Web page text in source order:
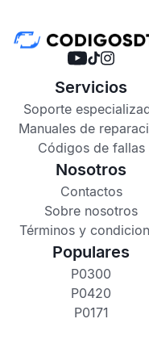
Servicios
Soporte
Manuales de
Códigos de fallas
Nosotros
Contactos
Sobre nosotros
Términos y
Populares
P0300
P0420
P0171